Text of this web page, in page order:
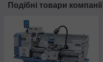
Подібні товари компанії